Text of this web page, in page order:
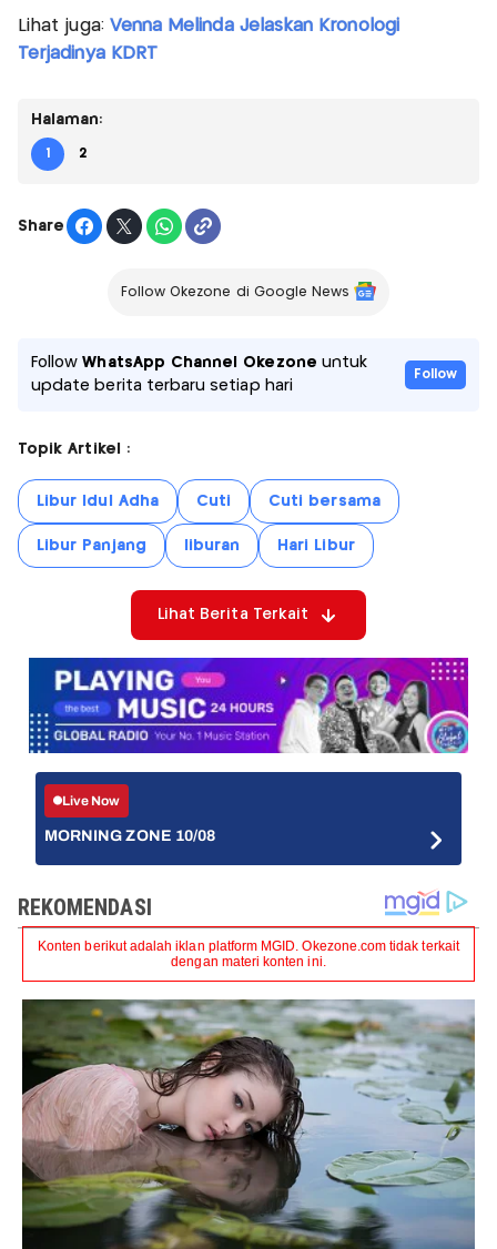
Lihat juga: Venna Melinda Jelaskan Kronologi
Terjadinya KDRT
Halaman:
1 2
Share
Follow Okezone di Google News
FollowWhatsApp Channel Okezone untuk
update berita terbaru setiap hari
Follow
Topik Artikel :
Libur Idul Adha Cuti Cuti bersama
Libur Panjang liburan Hari Libur
Lihat Berita Terkait
Live Now
MORNING ZONE 10/08